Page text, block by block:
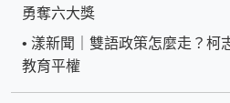
勇奪六大獎
• 漾新聞｜雙語政策怎麼走？柯
教育平權